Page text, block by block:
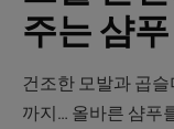
주는 샴
건조한 모발과 곱
까지… 올바른 샴푸